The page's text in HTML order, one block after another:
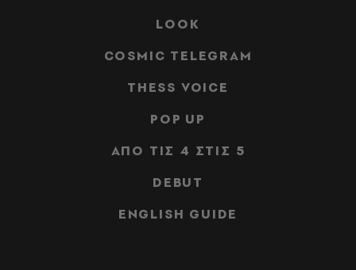
LOOK
COSMIC TELEGRAM
THESS VOICE
POP UP
ΑΠΟ ΤΙΣ 4 ΣΤΙΣ 5
DEBUT
ENGLISH GUIDE